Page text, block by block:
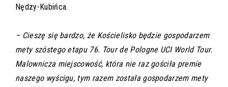
Nędzy-Kubińca.
– Cieszę się bardzo, że Kościelisko będzie gospodarzem
mety szóstego etapu 76. Tour de Pologne UCI World Tour.
Malownicza miejscowość, która nie raz gościła premie
naszego wyścigu, tym razem została gospodarzem mety